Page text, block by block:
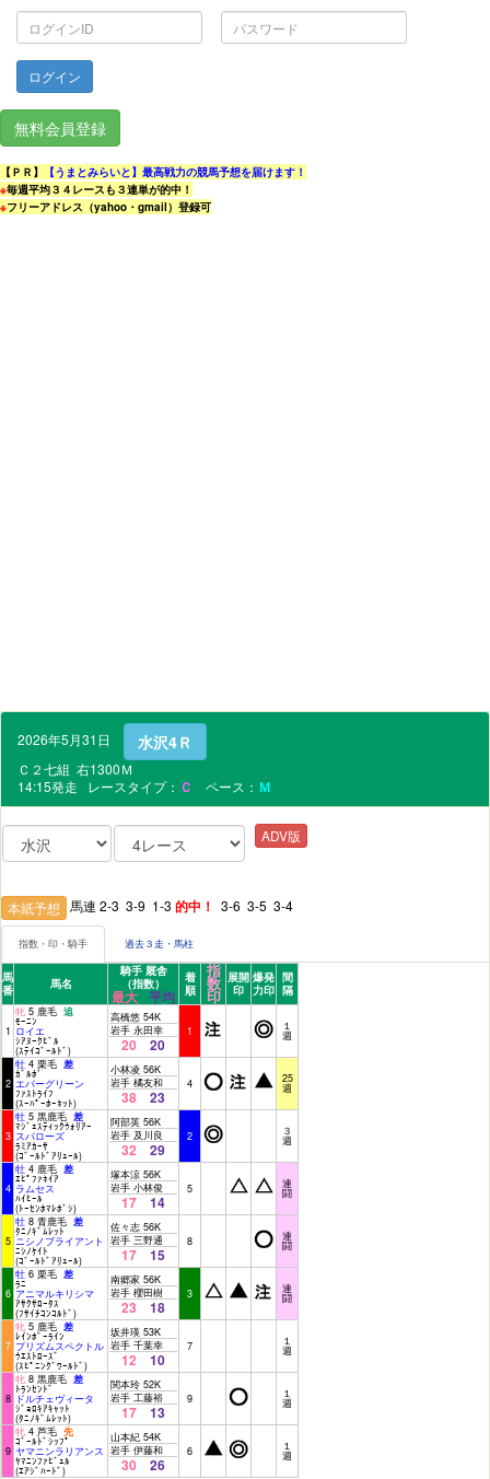
ロ
イ
ン
ID
パ
ス
ワ
無料会員登録
【ＰＲ】
【うまとみらいと】最高戦力の競馬予想を届けます！
※毎週平均３４レースも３連単が的中！
※フリーアドレス（yahoo・gmail）登録可
2026年5月31日 水沢4Ｒ
Ｃ２七組 右1300Ｍ
14:15発走 レースタイプ： Ｃ ペース： Ｍ
ADV版
本紙予想 馬連 2-3 3-9 1-3 的中！ 3-6 3-5 3-4
指数・印・騎手 過去３走・馬柱
馬
番
馬名
騎手 厩舎
（指数）
最大 平均
着
順
指
数
印
展開
印
爆発
力印
間
隔
1
牝 5 鹿毛 追
ﾓｰﾆﾝ
ロイエ
ｼｱﾇｰｸﾋﾞﾙ
(ｽﾃｲｺﾞｰﾙﾄﾞ)
高橋悠 54K
岩手 永田幸
20 20
1 １
週
2
牡 4 栗毛 差
ｶﾞﾙﾎﾞ
エバーグリーン
ﾌｧｽﾄﾗｲﾌ
(ｽｰﾊﾟｰﾎｰﾈｯﾄ)
小林凌 56K
岩手 橘友和
38 23
4 25
週
3
牡 5 黒鹿毛 差
ﾏｼﾞｪｽﾃｨｯｸｳｫﾘｱｰ
スパローズ
ﾗﾐｱｶｰｻ
(ｺﾞｰﾙﾄﾞｱﾘｭｰﾙ)
阿部英 56K
岩手 及川良
32 29
2 ３
週
4
牡 4 鹿毛 差
ｴﾋﾟﾌｧﾈｲｱ
ラムセス
ﾊｲﾋｰﾙ
(ﾄｰｾﾝﾎﾏﾚﾎﾞｼ)
塚本涼 56K
岩手 小林俊
17 14
5 連
闘
5
牡 8 青鹿毛 差
ﾀﾆﾉｷﾞﾑﾚｯﾄ
ニシノブライアント
ﾆｼﾉｹｲﾄ
(ｺﾞｰﾙﾄﾞｱﾘｭｰﾙ)
佐々志 56K
岩手 三野通
17 15
8 連
闘
6
牡 6 栗毛 差
ﾗﾆ
アニマルキリシマ
ｱｻｸｻﾛｰﾀｽ
(ﾌｻｲﾁｺﾝｺﾙﾄﾞ)
南郷家 56K
岩手 櫻田樹
23 18
3 連
闘
7
牝 5 鹿毛 差
ﾚｲﾝﾎﾞｰﾗｲﾝ
プリズムスペクトル
ｳｴｽﾄﾛｰｽﾞ
(ｽﾋﾟﾆﾝｸﾞﾜｰﾙﾄﾞ)
坂井瑛 53K
岩手 千葉幸
12 10
7 １
週
8
牝 8 黒鹿毛 差
ﾄﾗﾝｾﾝﾄﾞ
ドルチェヴィータ
ｼﾞｮﾛｷｱｷｬｯﾄ
(ﾀﾆﾉｷﾞﾑﾚｯﾄ)
関本玲 52K
岩手 工藤裕
17 13
9 １
週
9
牝 4 芦毛 先
ｺﾞｰﾙﾄﾞｼｯﾌﾟ
ヤマニンラリアンス
ﾔﾏﾆﾝﾌｧﾋﾞｭﾙ
(ｴｱｼﾞﾊｰﾄﾞ)
山本紀 54K
岩手 伊藤和
30 26
6 １
週